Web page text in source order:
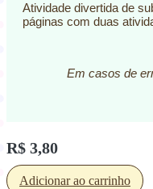
Atividade divertida de
páginas com duas
Em casos de
R$ 3,80
Adicionar ao carrinho